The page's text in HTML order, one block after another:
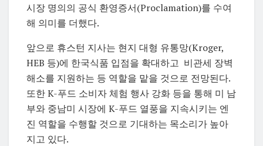
시장 명의의 공식 환영증서(Proclamation)를 수여
해 의미를 더했다.
앞으로 휴스턴 지사는 현지 대형 유통망(Kroger,
HEB 등)에 한국식품 입점을 확대하고 비관세 장벽
해소를 지원하는 등 역할을 맡을 것으로 전망된다.
또한 K-푸드 소비자 체험 행사 강화 등을 통해 미 남
부와 중남미 시장에 K-푸드 열풍을 지속시키는 엔
진 역할을 수행할 것으로 기대하는 목소리가 높아
지고 있다.